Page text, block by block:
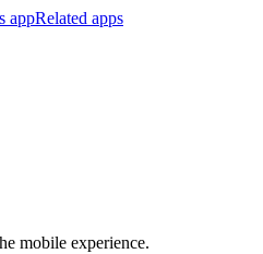
appRelated apps
mobile experience.